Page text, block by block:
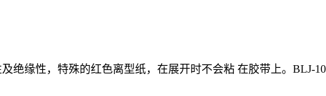
绝缘性，特殊的红色离型纸，在展开时不会粘 在胶带上。BLJ-